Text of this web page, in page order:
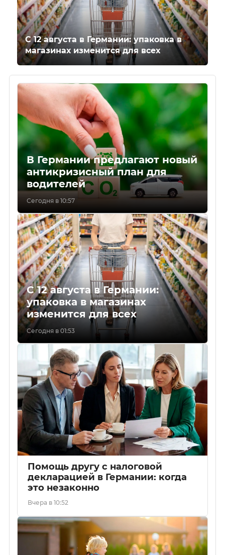
С 12 августа в Германии: упаковка в
магазинах изменится для всех
В Германии предлагают новый
антикризисный план для
водителей
Сегодня в 10:57
С 12 августа в Германии:
упаковка в магазинах
изменится для всех
Сегодня в 01:53
Помощь другу с налоговой
декларацией в Германии: когда
это незаконно
Вчера в 10:52